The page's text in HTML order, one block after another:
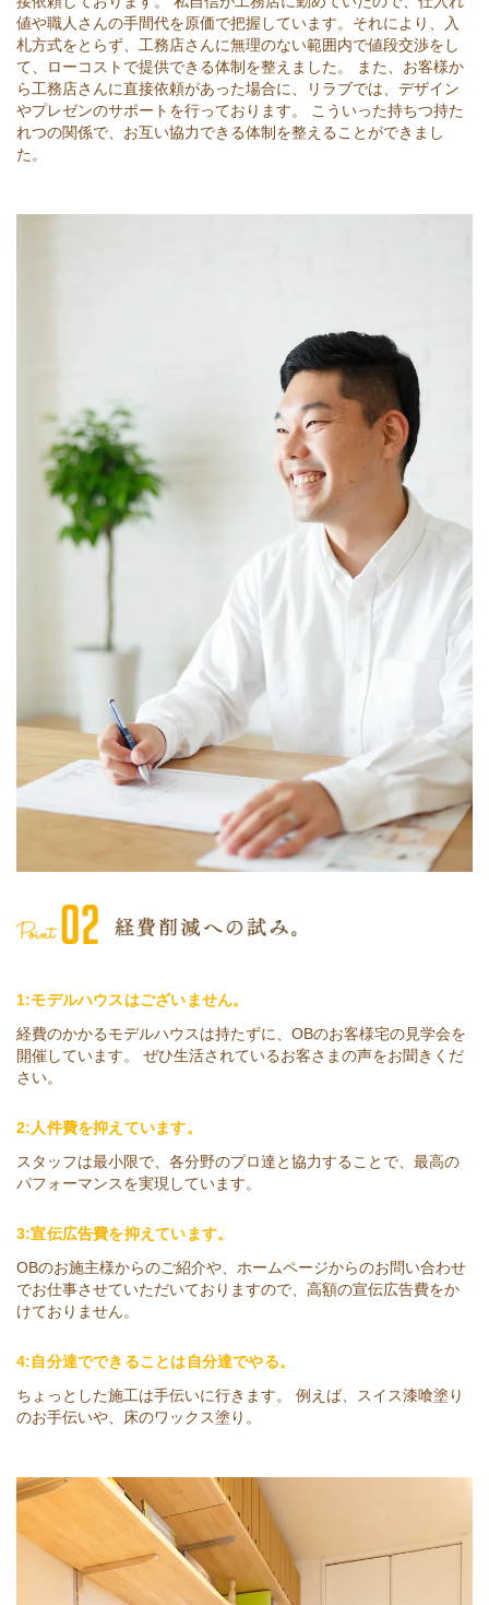
値や職人さんの手間代を原価で把握しています。それにより、入
札方式をとらず、工務店さんに無理のない範囲内で値段交渉をし
て、ローコストで提供できる体制を整えました。 また、お客様か
ら工務店さんに直接依頼があった場合に、リラブでは、デザイン
やプレゼンのサポートを行っております。 こういった持ちつ持た
れつの関係で、お互い協力できる体制を整えることができまし
た。
1:モデルハウスはございません。
経費のかかるモデルハウスは持たずに、OBのお客様宅の見学会を
開催しています。 ぜひ生活されているお客さまの声をお聞きくだ
さい。
2:人件費を抑えています。
スタッフは最小限で、各分野のプロ達と協力することで、最高の
パフォーマンスを実現しています。
3:宣伝広告費を抑えています。
OBのお施主様からのご紹介や、ホームページからのお問い合わせ
でお仕事させていただいておりますので、高額の宣伝広告費をか
けておりません。
4:自分達でできることは自分達でやる。
ちょっとした施工は手伝いに行きます。 例えば、スイス漆喰塗り
のお手伝いや、床のワックス塗り。